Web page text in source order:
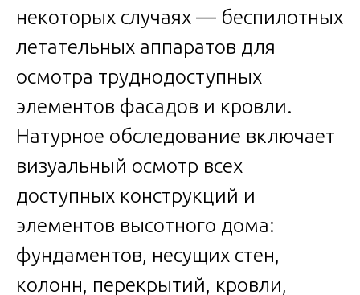
некоторых случаях — беспилотных
летательных аппаратов для
осмотра труднодоступных
элементов фасадов и кровли.
Натурное обследование включает
визуальный осмотр всех
доступных конструкций и
элементов высотного дома:
фундаментов, несущих стен,
колонн, перекрытий, кровли,